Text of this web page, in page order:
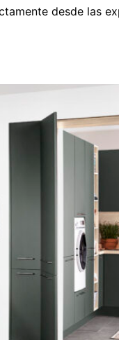
desde las